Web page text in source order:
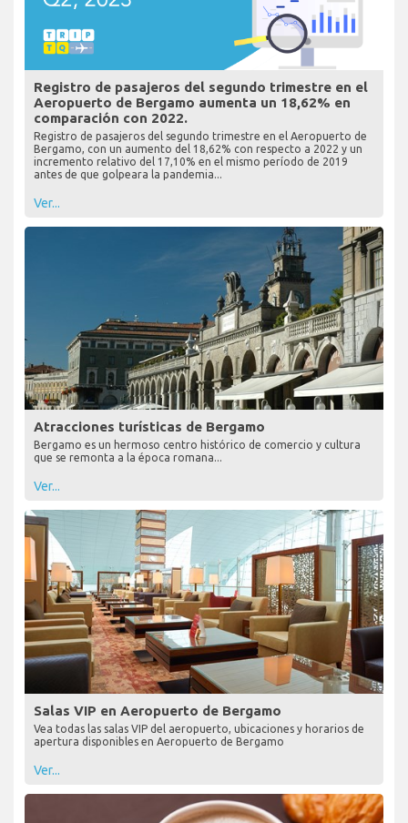
Registro de pasajeros del segundo trimestre en el
Aeropuerto de Bergamo aumenta un 18,62% en
comparación con 2022.
Registro de pasajeros del segundo trimestre en el Aeropuerto de
Bergamo, con un aumento del 18,62% con respecto a 2022 y un
incremento relativo del 17,10% en el mismo período de 2019
antes de que golpeara la pandemia...
Ver...
Atracciones turísticas de Bergamo
Bergamo es un hermoso centro histórico de comercio y cultura
que se remonta a la época romana...
Ver...
Salas VIP en Aeropuerto de Bergamo
Vea todas las salas VIP del aeropuerto, ubicaciones y horarios de
apertura disponibles en Aeropuerto de Bergamo
Ver...